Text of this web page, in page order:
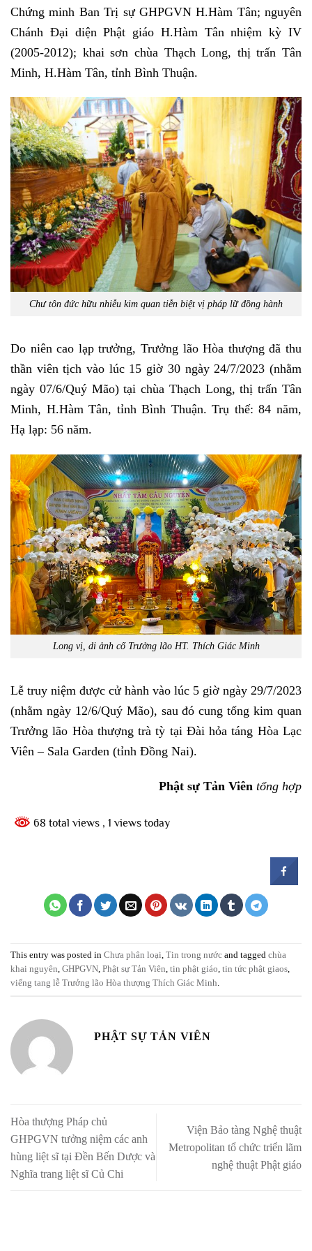
Chứng minh Ban Trị sự GHPGVN H.Hàm Tân; nguyên
Chánh Đại diện Phật giáo H.Hàm Tân nhiệm kỳ IV
(2005-2012); khai sơn chùa Thạch Long, thị trấn Tân
Minh, H.Hàm Tân, tỉnh Bình Thuận.
Chư tôn đức hữu nhiễu kim quan tiễn biệt vị pháp lữ đồng hành
Do niên cao lạp trưởng, Trưởng lão Hòa thượng đã thu
thần viên tịch vào lúc 15 giờ 30 ngày 24/7/2023 (nhằm
ngày 07/6/Quý Mão) tại chùa Thạch Long, thị trấn Tân
Minh, H.Hàm Tân, tỉnh Bình Thuận. Trụ thế: 84 năm,
Hạ lạp: 56 năm.
Long vị, di ảnh cố Trưởng lão HT. Thích Giác Minh
Lễ truy niệm được cử hành vào lúc 5 giờ ngày 29/7/2023
(nhằm ngày 12/6/Quý Mão), sau đó cung tống kim quan
Trưởng lão Hòa thượng trà tỳ tại Đài hỏa táng Hòa Lạc
Viên – Sala Garden (tỉnh Đồng Nai).
Phật sự Tản Viên tổng hợp
68 total views , 1 views today
This entry was posted in Chưa phân loại, Tin trong nước and tagged chùa
khai nguyên, GHPGVN, Phật sự Tản Viên, tin phật giáo, tin tức phật giaos,
viếng tang lễ Trưởng lão Hòa thượng Thích Giác Minh.
PHẬT SỰ TẢN VIÊN
Hòa thượng Pháp chủ
GHPGVN tưởng niệm các anh
hùng liệt sĩ tại Đền Bến Dược và
Nghĩa trang liệt sĩ Củ Chi
Viện Bảo tàng Nghệ thuật
Metropolitan tổ chức triển lãm
nghệ thuật Phật giáo